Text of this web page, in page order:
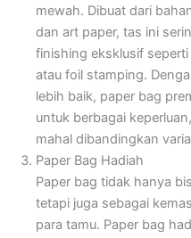
mewah. Dibuat dari
dan art paper, tas ini
finishing eksklusif
atau foil stamping.
lebih baik, paper bag
untuk berbagai
mahal dibandingkan
Paper Bag Hadiah
Paper bag tidak hanya
tetapi juga sebagai
para tamu. Paper bag